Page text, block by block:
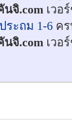
จิ.com เวอ
ประถม 1-6 ค
จิ.com เวอ